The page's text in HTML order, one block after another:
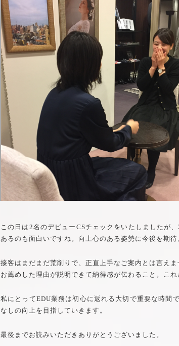
この日は2名のデビューCSチェックをいたしましたが
あるのも面白いですね。向上心のある姿勢に今後を期待
接客はまだまだ荒削りで、正直上手なご案内とは言え
お薦めした理由が説明できて納得感が伝わること。こ
私にとってEDU業務は初心に返れる大切で重要な時間
なしの向上を目指していきます。
最後までお読みいただきありがとうございました。